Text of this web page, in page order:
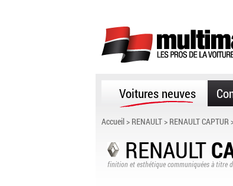
Voitures neuves
Accueil> RENAULT> RENAULT CAPTUR
RENAULT
finition et esthétique communiquées à titre